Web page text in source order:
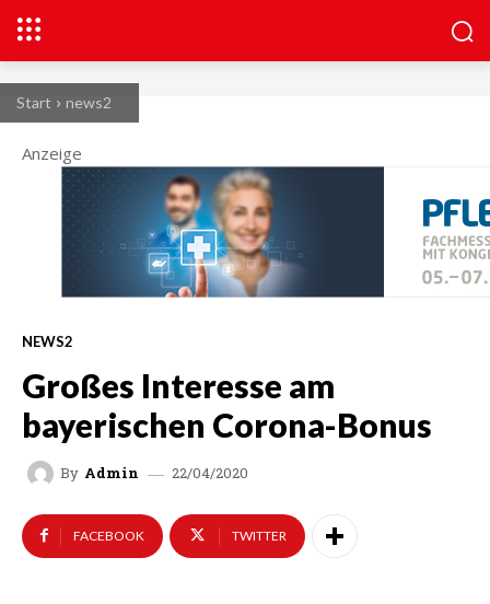
Start news2
Anzeige
NEWS2
Großes Interesse am
bayerischen Corona-Bonus
By Admin 22/04/2020
FACEBOOK TWITTER